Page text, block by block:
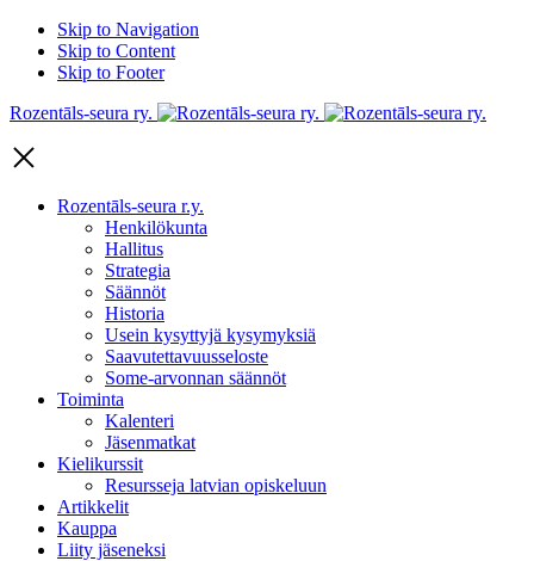
Skip to Navigation
Skip to Content
Skip to Footer
Rozentāls-seura ry.
Rozentāls-seura r.y.
Henkilökunta
Hallitus
Strategia
Säännöt
Historia
Usein kysyttyjä kysymyksiä
Saavutettavuusseloste
Some-arvonnan säännöt
Toiminta
Kalenteri
Jäsenmatkat
Kielikurssit
Resursseja latvian opiskeluun
Artikkelit
Kauppa
Liity jäseneksi